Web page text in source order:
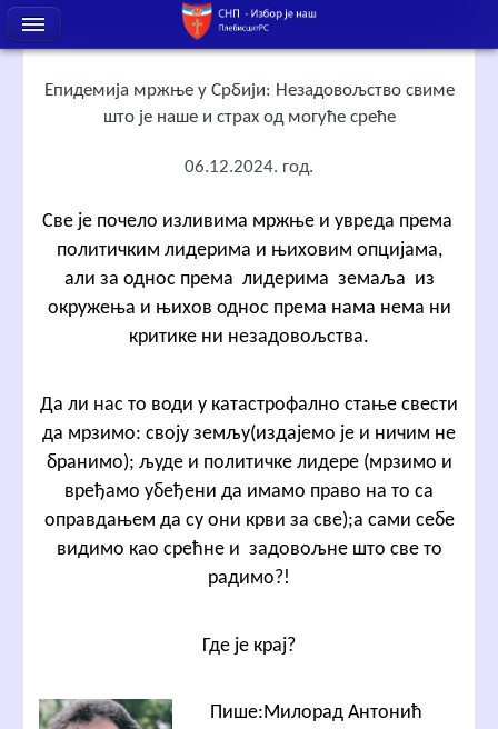
Епидемија мржње у Србији: Незадовољство свиме
што је наше и страх од могуће среће
06.12.2024. год.
Све је почело изливима мржње и увреда према
политичким лидерима и њиховим опцијама,
али за однос према лидерима земаља из
окружења и њихов однос према нама нема ни
критике ни незадовољства.
Да ли нас то води у катастрофално стање свести
да мрзимо: своју земљу(издајемо је и ничим не
бранимо); људе и политичке лидере (мрзимо и
вређамо убеђени да имамо право на то са
оправдањем да су они крви за све);а сами себе
видимо као срећне и задовољне што све то
радимо?!
Где је крај?
Пише:Милорад Антонић